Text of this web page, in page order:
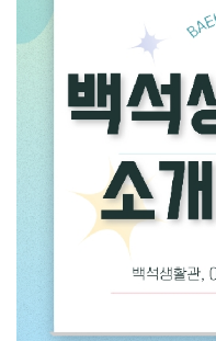
불량, 재학연한 초과로
허가하지 아니합니다. 또
잔여수업연한의 3배를
1회에 한하여 자격이 주
아래와 같습니다.가. 자
학사경고)된 학생나. 징
지원자격이 없음다. 자
동일학년 이하로 재입학
서류전형에 의해 결정되
모집단위별로 소정의 접
소정의 기간 내에 지원
많은 자, 취득한 학점 수
찾아오고 있는 것 같습
높아지고 있어서 이로 인
느끼가 느껴지는 것 같
느껴졌던 봄철이 지나가
여름의 한가운데로 들어
실감이 나는 것 같습니다
보내셨으면 하는 마음이
시간을 보내는 것에 그
시작할 수 있도록 몸과
시간이 되기를 진심으로
많으셨으며, 다들 건강
바랍니다. 오늘은 백석